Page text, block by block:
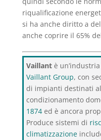
riqualificazione
si ha anche diritto a
anche coprire il 65%
Vaillantè un’industria
Vaillant Group, con
di impianti destinati
condizionamento
1874ed è ancora
Produce sistemi di
climatizzazione